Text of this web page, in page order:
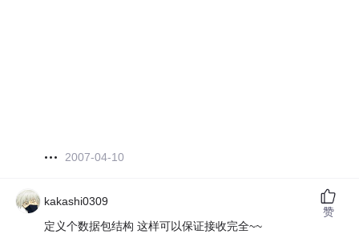
2007-04-10
kakashi0309
定义个数据包结构 这样可以保证接收完全~~
赞